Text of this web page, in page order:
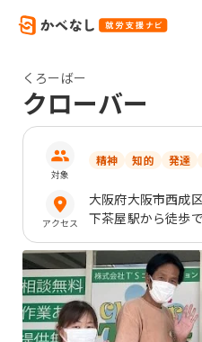
くろーばー
クローバー
対象
精神 知的 発達
アクセス
大阪府大阪市西成
下茶屋駅から徒歩